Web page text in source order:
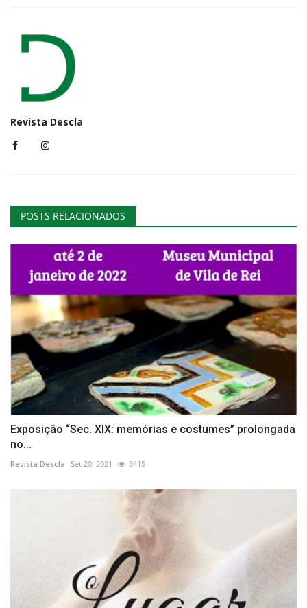
Revista Descla
POSTS RELACIONADOS
Exposição “Sec. XIX: memórias e costumes” prolongada
no...
Revista Descla Set 20, 2021 3415